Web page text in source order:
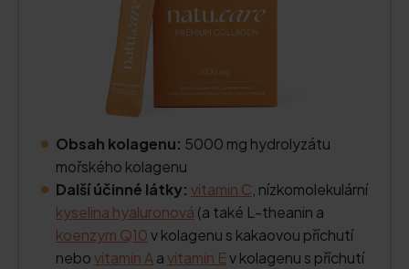
Obsah kolagenu: 5000 mg hydrolyzátu
mořského kolagenu
Další účinné látky: vitamin C, nízkomolekulární
kyselina hyaluronová (a také L-theanin a
koenzym Q10v kolagenu s kakaovou příchutí
nebovitamin Aavitamin Ev kolagenu s příchutí